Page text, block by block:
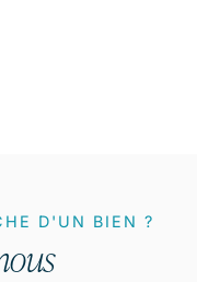
D'UN BIEN ?